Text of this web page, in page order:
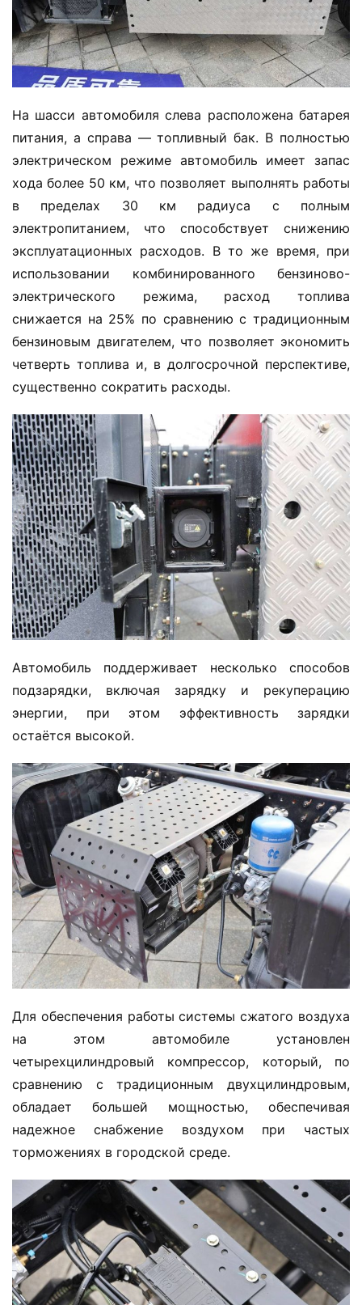
Д
м
о
й
И
н
ф
о
р
м
ц
и
я
о
г
р
о
в
и
к
е
На шасси автомобиля слева расположена батарея
питания, а справа — топливный бак. В полностью
электрическом режиме автомобиль имеет запас
хода более 50 км, что позволяет выполнять работы
в пределах 30 км радиуса с полным
электропитанием, что способствует снижению
эксплуатационных расходов. В то же время, при
использовании комбинированного бензиново-
электрического режима, расход топлива
снижается на 25% по сравнению с традиционным
бензиновым двигателем, что позволяет экономить
четверть топлива и, в долгосрочной перспективе,
существенно сократить расходы.
Автомобиль поддерживает несколько способов
подзарядки, включая зарядку и рекуперацию
энергии, при этом эффективность зарядки
остаётся высокой.
Для обеспечения работы системы сжатого воздуха
на этом автомобиле установлен
четырехцилиндровый компрессор, который, по
сравнению с традиционным двухцилиндровым,
обладает большей мощностью, обеспечивая
надежное снабжение воздухом при частых
торможениях в городской среде.